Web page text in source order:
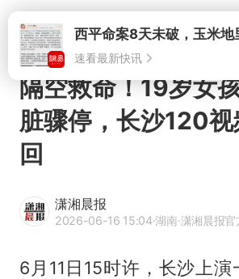
速看最新快讯
隔空救命！19岁女
脏骤停，长沙120
回
潇湘晨报
2026-06-16 15:04·湖南·潇湘晨报官方
6月11日15时许，长沙上